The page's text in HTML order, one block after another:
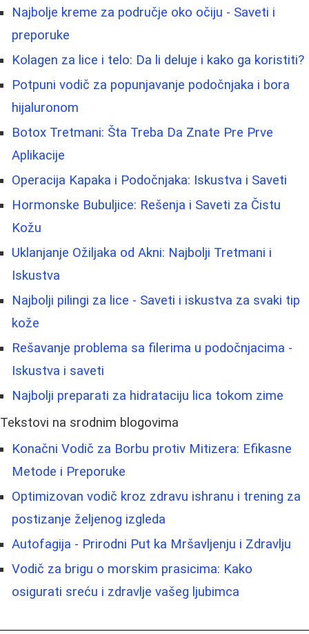
Najbolje kreme za područje oko očiju - Saveti i
preporuke
Kolagen za lice i telo: Da li deluje i kako ga koristiti?
Potpuni vodič za popunjavanje podočnjaka i bora
hijaluronom
Botox Tretmani: Šta Treba Da Znate Pre Prve
Aplikacije
Operacija Kapaka i Podočnjaka: Iskustva i Saveti
Hormonske Bubuljice: Rešenja i Saveti za Čistu
Kožu
Uklanjanje Ožiljaka od Akni: Najbolji Tretmani i
Iskustva
Najbolji pilingi za lice - Saveti i iskustva za svaki tip
kože
Rešavanje problema sa filerima u podočnjacima -
Iskustva i saveti
Najbolji preparati za hidrataciju lica tokom zime
Tekstovi na srodnim blogovima
Konačni Vodič za Borbu protiv Mitizera: Efikasne
Metode i Preporuke
Optimizovan vodič kroz zdravu ishranu i trening za
postizanje željenog izgleda
Autofagija - Prirodni Put ka Mršavljenju i Zdravlju
Vodič za brigu o morskim prasicima: Kako
osigurati sreću i zdravlje vašeg ljubimca